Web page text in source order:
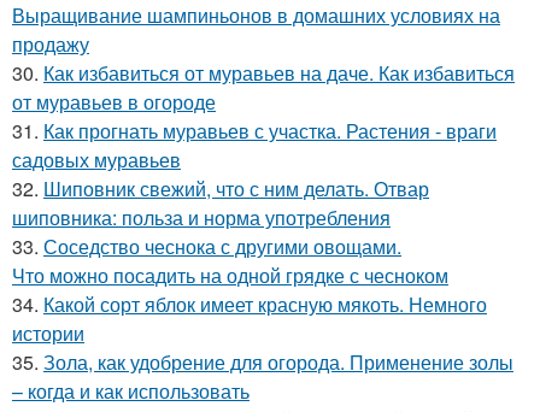
Выращивание шампиньонов в домашних условиях на
продажу
30. Как избавиться от муравьев на даче. Как избавиться
от муравьев в огороде
31. Как прогнать муравьев с участка. Растения - враги
садовых муравьев
32. Шиповник свежий, что с ним делать. Отвар
шиповника: польза и норма употребления
33. Соседство чеснока с другими овощами.
Что можно посадить на одной грядке с чесноком
34. Какой сорт яблок имеет красную мякоть. Немного
истории
35. Зола, как удобрение для огорода. Применение золы
– когда и как использовать